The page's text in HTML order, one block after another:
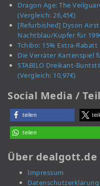
Dragon Age: The
(Vergleich: 26,45€)
[Refurbished] Dyson
Nachtblau/Kupfer für
Tchibo: 15% Extra-Rabatt
Die Verräter Kartenspiel
STABILO Dreikant-
(Vergleich: 10,97€)
Social Media /
teilen
teilen
Über dealgott.de
Impressum
Datenschutzerklärung